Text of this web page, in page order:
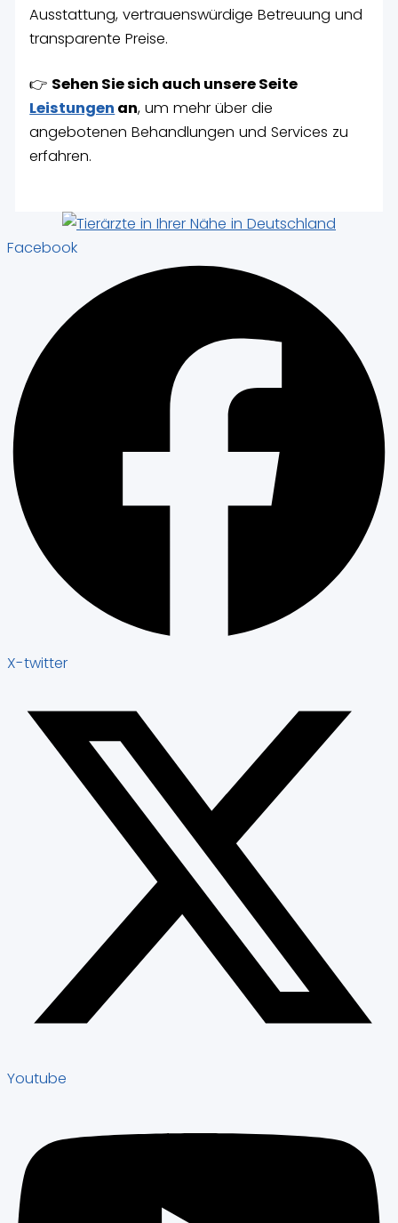
Ausstattung, vertrauenswürdige Betreuung und
transparente Preise.
👉 Sehen Sie sich auch unsere Seite
Leistungen an, um mehr über die
angebotenen Behandlungen und Services zu
erfahren.
Facebook
X-twitter
Youtube